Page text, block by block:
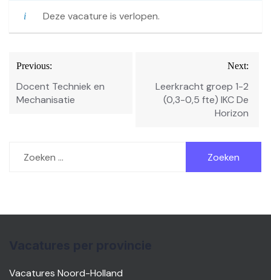
Deze vacature is verlopen.
Bericht
navigatie
Previous:
Docent Techniek en
Mechanisatie
Next:
Leerkracht groep 1-2
(0,3-0,5 fte) IKC De
Horizon
naar:
Vacatures Noord-Holland